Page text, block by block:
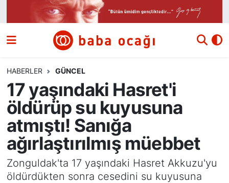
HABERLER GÜNCEL
17 yaşındaki Hasret'i
öldürüp su kuyusuna
atmıştı! Sanığa
ağırlaştırılmış müebbet
Zonguldak'ta 17 yaşındaki Hasret Akkuzu'yu
öldürdükten sonra cesedini su kuyusuna
Siyaset
Ekonomi
Dünya
Kültür ve Sanat
Eğitim
Nöbetçi Eczaneler
Hava Durumu
Namaz Vakitleri
Trafik Durumu
Süper Lig Puan Durumu ve Fikstür
Tüm Manşetler